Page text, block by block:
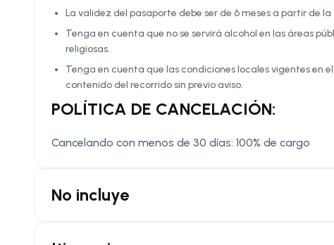
La validez del pasaporte debe ser de 6 meses a partir de
Tenga en cuenta que no se servirá alcohol en las áreas
religiosas.
Tenga en cuenta que las condiciones locales vigentes en
contenido del recorrido sin previo aviso.
POLÍTICA DE CANCELACIÓN:
Cancelando con menos de 30 días: 100% de cargo
No incluye